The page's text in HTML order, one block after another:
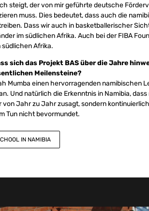
steigt, der von mir geführte deutsche
muss. Dies bedeutet, dass auch die
Dass wir auch in basketballerischer
im südlichen Afrika. Auch bei der FIBA
südlichen Afrika.
sich das Projekt BAS über die Jahre
Meilensteine?
Mumba einen hervorragenden namibischen
Und natürlich die Erkenntnis in Namibia, dass
Jahr zu Jahr zusagt, sondern kontinuierlich
Tun nicht bevormundet.
IN NAMIBIA